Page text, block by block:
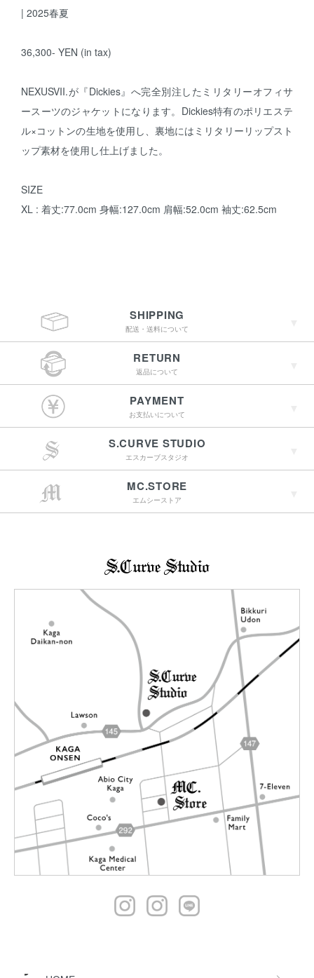
| 2025春夏
36,300- YEN (in tax)
NEXUSVII.が『Dickies』へ完全別注したミリタリーオフィサ
ースーツのジャケットになります。Dickies特有のポリエステ
ル×コットンの生地を使用し、裏地にはミリタリーリップスト
ップ素材を使用し仕上げました。
SIZE
XL : 着丈:77.0cm 身幅:127.0cm 肩幅:52.0cm 袖丈:62.5cm
SHIPPING
配送・送料について
￥4,400（税込）以上
のご購入で送料無料
15:00までのご注文で
最短翌営業日配送
RETURN
返品について
→詳しくはこちらへ
PAYMENT
お支払いについて
S.CURVE STUDIO
エスカーブスタジオ
MC.STORE
エムシーストア